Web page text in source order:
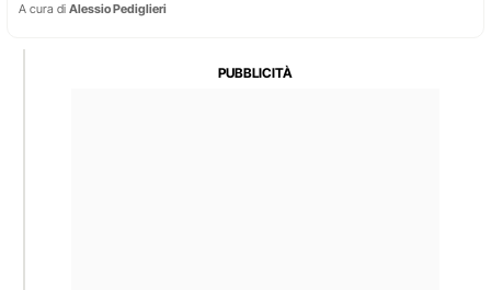
A cura di Alessio Pediglieri